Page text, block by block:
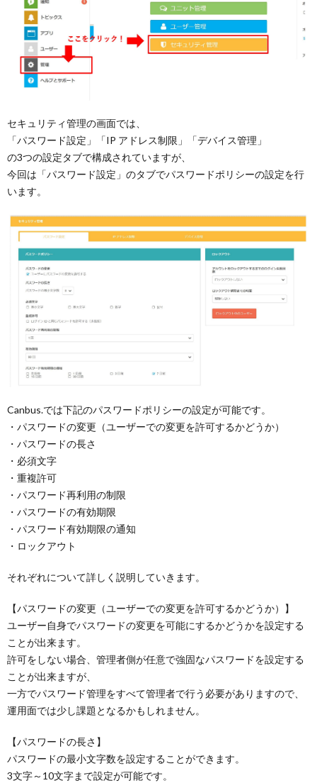
セキュリティ管理の画面では、
「パスワード設定」「IP アドレス制限」「デバイス管理」
の3つの設定タブで構成されていますが、
今回は「パスワード設定」のタブでパスワードポリシーの設定を行
います。
Canbus.では下記のパスワードポリシーの設定が可能です。
・パスワードの変更（ユーザーでの変更を許可するかどうか）
・パスワードの長さ
・必須文字
・重複許可
・パスワード再利用の制限
・パスワードの有効期限
・パスワード有効期限の通知
・ロックアウト
それぞれについて詳しく説明していきます。
【パスワードの変更（ユーザーでの変更を許可するかどうか）】
ユーザー自身でパスワードの変更を可能にするかどうかを設定する
ことが出来ます。
許可をしない場合、管理者側が任意で強固なパスワードを設定する
ことが出来ますが、
一方でパスワード管理をすべて管理者で行う必要がありますので、
運用面では少し課題となるかもしれません。
【パスワードの長さ】
パスワードの最小文字数を設定することができます。
3文字～10文字まで設定が可能です。